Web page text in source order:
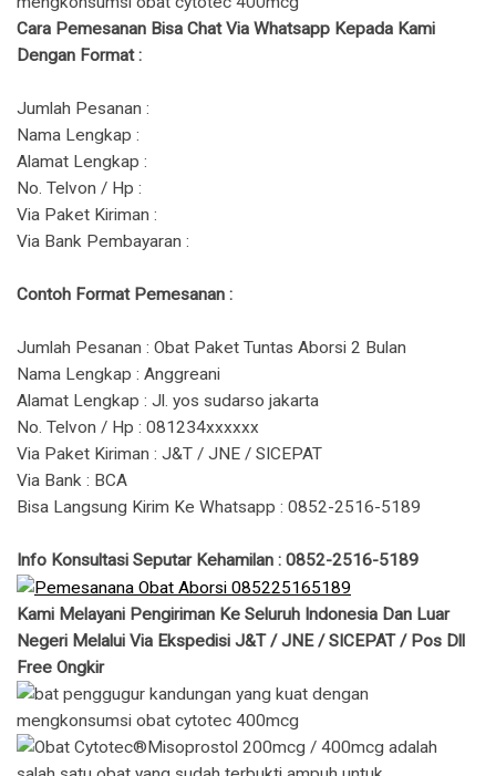
Cara Pemesanan Bisa Chat Via Whatsapp Kepada Kami
Dengan Format :
Jumlah Pesanan :
Nama Lengkap :
Alamat Lengkap :
No. Telvon / Hp :
Via Paket Kiriman :
Via Bank Pembayaran :
Contoh Format Pemesanan :
Jumlah Pesanan : Obat Paket Tuntas Aborsi 2 Bulan
Nama Lengkap : Anggreani
Alamat Lengkap : Jl. yos sudarso jakarta
No. Telvon / Hp : 081234xxxxxx
Via Paket Kiriman : J&T / JNE / SICEPAT
Via Bank : BCA
Bisa Langsung Kirim Ke Whatsapp : 0852-2516-5189
Info Konsultasi Seputar Kehamilan : 0852-2516-5189
Kami Melayani Pengiriman Ke Seluruh Indonesia Dan Luar
Negeri Melalui Via Ekspedisi J&T / JNE / SICEPAT / Pos Dll
Free Ongkir